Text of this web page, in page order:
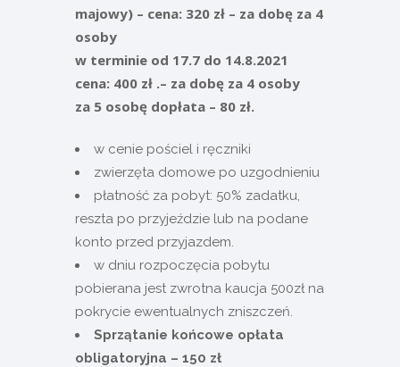
majowy) – cena: 320 zł – za dobę za 4
osoby
w terminie od 17.7 do 14.8.2021
cena: 400 zł .– za dobę za 4 osoby
za 5 osobę dopłata – 80 zł.
w cenie pościel i ręczniki
zwierzęta domowe po uzgodnieniu
płatność za pobyt: 50% zadatku,
reszta po przyjeździe lub na podane
konto przed przyjazdem.
w dniu rozpoczęcia pobytu
pobierana jest zwrotna kaucja 500zł na
pokrycie ewentualnych zniszczeń.
Sprzątanie końcowe opłata
obligatoryjna – 150 zł